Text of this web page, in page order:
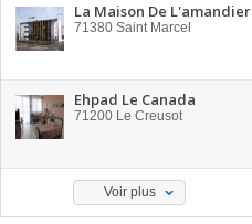
La Maison De L'amandier
71380 Saint Marcel
Ehpad Le Canada
71200 Le Creusot
Voir plus